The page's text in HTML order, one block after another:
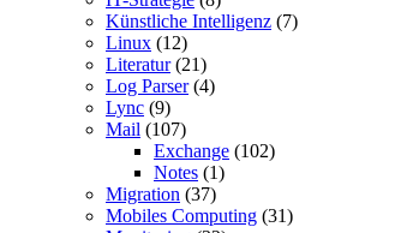
Künstliche Intelligenz (7)
Linux (12)
Literatur(21)
Log Parser(4)
Lync (9)
Mail (107)
Exchange (102)
Notes (1)
Migration (37)
Mobiles Computing (31)